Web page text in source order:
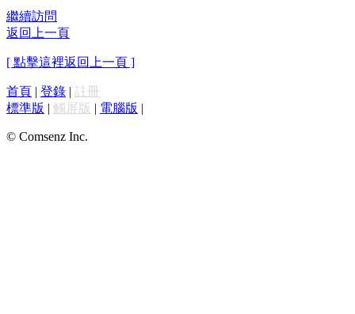
繼續訪問
返回上一頁
[ 點擊這裡返回上一頁 ]
首頁 | 登錄 | 註冊
標準版 | 觸屏版 | 電腦版 |
© Comsenz Inc.